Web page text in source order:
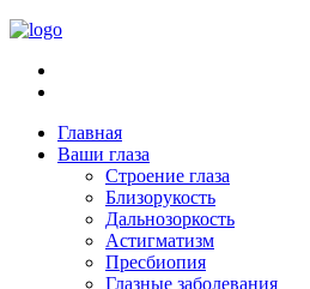
Главная
Ваши глаза
Строение глаза
Близорукость
Дальнозоркость
Астигматизм
Пресбиопия
Глазные заболевания